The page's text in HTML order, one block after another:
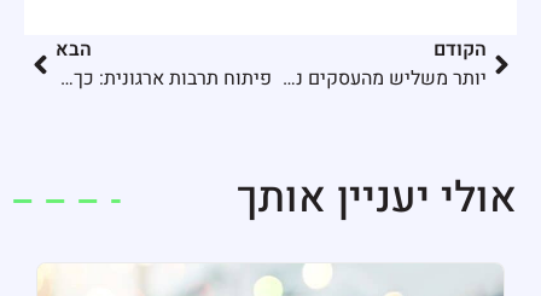
הקודם
יותר משליש מהעסקים נפגעים מעליית הריבית: ירידת הריבית כיום ואיך זה משפיע על העסק שלך?
הבא
פיתוח תרבות ארגונית: כך תיצרו מקום עבודה מעורר השראה
אולי יעניין אותך